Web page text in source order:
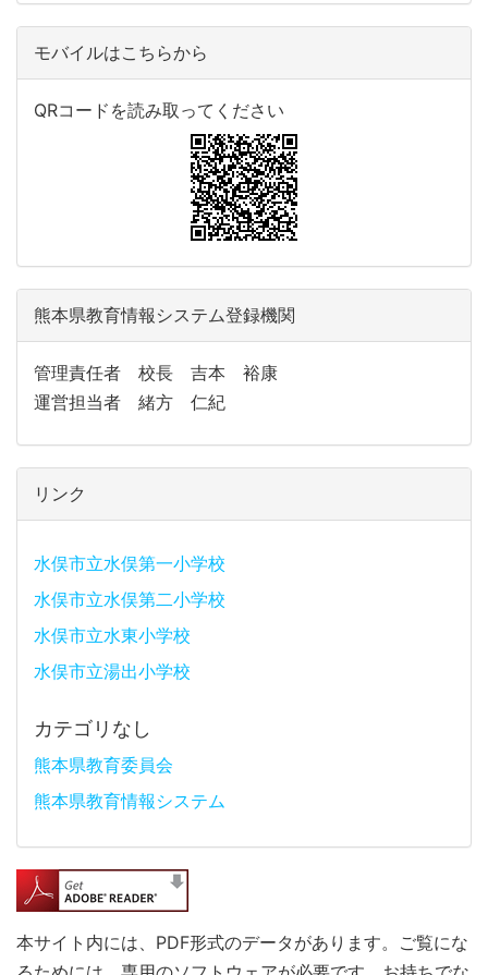
モバイルはこちらから
QRコードを読み取ってください
熊本県教育情報システム登録機関
管理責任者 校長 吉本 裕康
運営担当者 緒方 仁紀
リンク
水俣市立水俣第一小学校
水俣市立水俣第二小学校
水俣市立水東小学校
水俣市立湯出小学校
カテゴリなし
熊本県教育委員会
熊本県教育情報システム
本サイト内には、PDF形式のデータがあります。ご覧にな